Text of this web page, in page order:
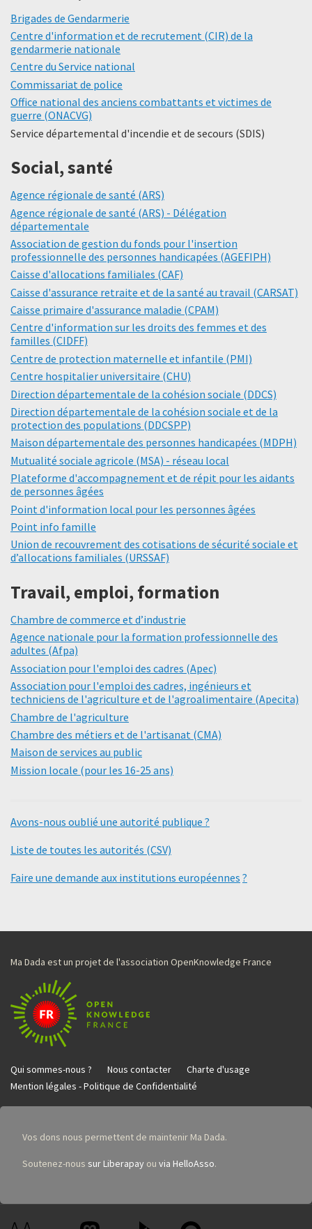
Brigades de Gendarmerie
Centre d'information et de recrutement (CIR) de la
gendarmerie nationale
Centre du Service national
Commissariat de police
Office national des anciens combattants et victimes de
guerre (ONACVG)
Service départemental d'incendie et de secours (SDIS)
Social, santé
Agence régionale de santé (ARS)
Agence régionale de santé (ARS) - Délégation
départementale
Association de gestion du fonds pour l'insertion
professionnelle des personnes handicapées (AGEFIPH)
Caisse d'allocations familiales (CAF)
Caisse d'assurance retraite et de la santé au travail (CARSAT)
Caisse primaire d'assurance maladie (CPAM)
Centre d'information sur les droits des femmes et des
familles (CIDFF)
Centre de protection maternelle et infantile (PMI)
Centre hospitalier universitaire (CHU)
Direction départementale de la cohésion sociale (DDCS)
Direction départementale de la cohésion sociale et de la
protection des populations (DDCSPP)
Maison départementale des personnes handicapées (MDPH)
Mutualité sociale agricole (MSA) - réseau local
Plateforme d'accompagnement et de répit pour les aidants
de personnes âgées
Point d'information local pour les personnes âgées
Point info famille
Union de recouvrement des cotisations de sécurité sociale et
d’allocations familiales (URSSAF)
Travail, emploi, formation
Chambre de commerce et d’industrie
Agence nationale pour la formation professionnelle des
adultes (Afpa)
Association pour l'emploi des cadres (Apec)
Association pour l'emploi des cadres, ingénieurs et
techniciens de l'agriculture et de l'agroalimentaire (Apecita)
Chambre de l'agriculture
Chambre des métiers et de l'artisanat (CMA)
Maison de services au public
Mission locale (pour les 16-25 ans)
Avons-nous oublié une autorité publique ?
Liste de toutes les autorités (CSV)
Faire une demande aux institutions européennes ?
Ma Dada est un projet de l'association OpenKnowledge France
Qui sommes-nous ? Nous contacter
Charte d'usage
Mention légales - Politique de Confidentialité
Vos dons nous permettent de maintenir Ma Dada.
Soutenez-nous sur Liberapay ou via HelloAsso.